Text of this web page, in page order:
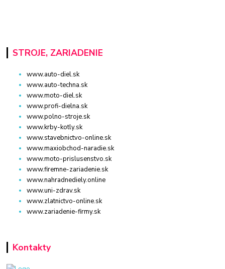
STROJE, ZARIADENIE
www.auto-diel.sk
www.auto-techna.sk
www.moto-diel.sk
www.profi-dielna.sk
www.polno-stroje.sk
www.krby-kotly.sk
www.stavebnictvo-online.sk
www.maxiobchod-naradie.sk
www.moto-prislusenstvo.sk
www.firemne-zariadenie.sk
www.nahradnediely.online
www.uni-zdrav.sk
www.zlatnictvo-online.sk
www.zariadenie-firmy.sk
Kontakty